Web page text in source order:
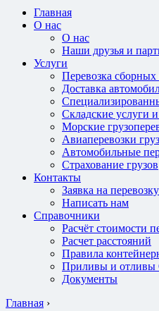
Главная
О нас
О нас
Наши друзья и
Услуги
Перевозка сборных
Доставка
Складские услуги
Морские
Авиаперевозки
Автомобильные
Страхование грузов
Контакты
Заявка на перевозку
Написать нам
Справочники
Расчёт стоимости
Расчет расстояний
Правила
Приливы и отливы
Документы
Главная ›